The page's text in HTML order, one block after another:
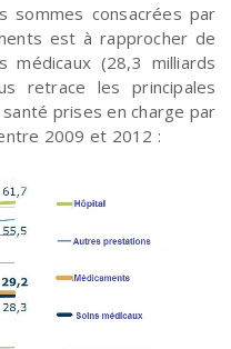
sommes consacrées par
est à rapprocher de
médicaux (28,3 milliards
retrace les principales
prises en charge par
2009 et 2012 :